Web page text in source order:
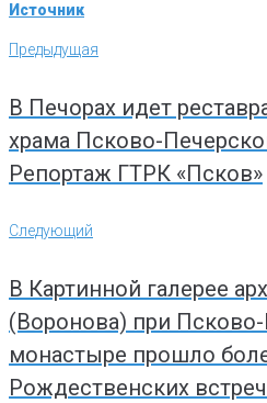
Источник
Навигация
по
Предыдущая
Предыдущая
В Печорах идет
храма Псково-
Репортаж ГТРК «Псков»
Следующий
Следующий
В Картинной галерее
(Воронова) при
монастыре прошло
Рождественских